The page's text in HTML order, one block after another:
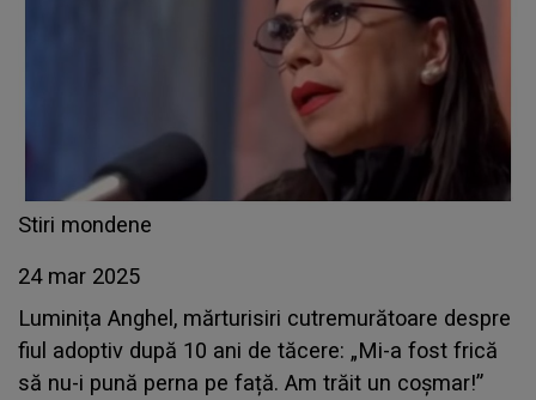
Stiri mondene
24 mar 2025
Luminița Anghel, mărturisiri cutremurătoare despre
fiul adoptiv după 10 ani de tăcere: „Mi-a fost frică
să nu-i pună perna pe față. Am trăit un coșmar!”